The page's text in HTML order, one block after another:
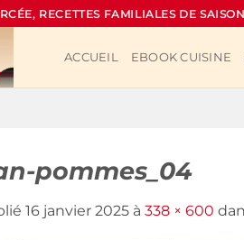
RECETTES FAMILIALES DE SAISON
ACCUEIL EBOOK CUISINE
pommes_04
16 janvier 2025 à 338 × 600